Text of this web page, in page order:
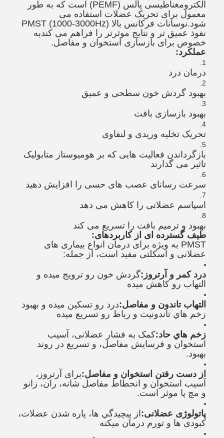
الکترومغناطیسی پالس (PEMF) است که به طور
معمول برای تحریک عضلات استفاده می
شود.نوسانات فرکانس بالا PMST (1000-3000Hz)
نفوذ عمیق تر و نتایج موثرتر را فراهم می کندبه
خصوص برای بازسازی استخوان و مفاصل.
عملکرد:
درمان درد
بهبود گردش خون سطحی و عمیق
بهبود بازسازی بافت
تحریک تخلیه وریدی و لنفاوی
بازگرداندن فعالیت هایی که بر هومیوستاز متابولیک
تاثیر می گذارند
سرعت رسانای عصب های حسی را افزایش دهید
اسپاسم عضلانی را کاهش می دهد
بهبود و ترمیم بافت را تسریع می کند
طیف گسترده ای از کاربردهای:
PMST به ویژه برای درمان انواع بیماری های
عضلانی و اسکلتی مفید است، از جمله:
درد کمر و آرتروز:گردش خون رو ترویج میده و
التهاب رو کاهش میده
التهاب تاندون و مفاصل:درد رو تسکين ميده و بهبود
زخم هاي تاندونيت و رباط رو تسريع ميده
زخم هاي حاد:کمک به فشار عضلانی، آسیب
استخوان و فرسایش مفاصل، و تسریع در روند
بهبود.
از دست رفتن استخوان و مفاصل:برای آرتروز،
آسیب استخوان و انحطاط مفاصل شانه، ران، زانو
و مچ پا موثر است.
پاتولوژی عضلانی: از پيچيدگي ها، پاره شدن عضلات،
کبودی ها و تورم درمان ميکنه